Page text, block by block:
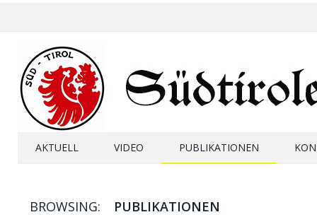
AKTUELL VIDEO PUBLIKATIONEN
BROWSING: PUBLIKATIONEN